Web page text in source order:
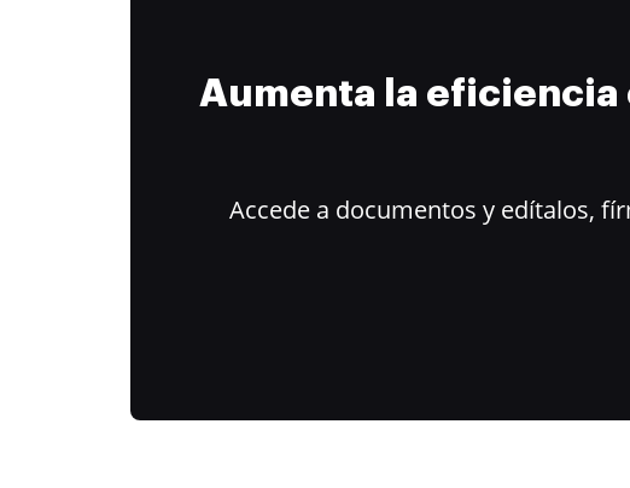
Aumenta la eficiencia
Accede a documentos y edítalos,